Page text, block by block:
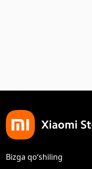
Bizga qo‘shiling